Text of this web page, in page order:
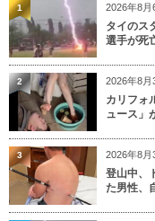
2026年8月
タイのス
選手が死
1
2026年8月
カリフォ
ュース」
2
2026年8月
登山中、
た男性、
3